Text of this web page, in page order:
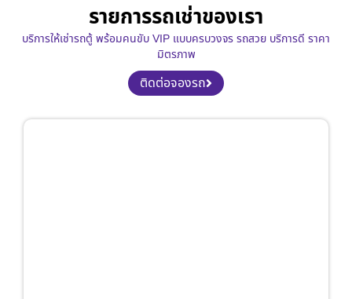
รายการรถเช่าของเรา
บริการให้เช่ารถตู้ พร้อมคนขับ VIP แบบครบวงจร รถสวย บริการดี ราคา
มิตรภาพ
ติดต่อจองรถ